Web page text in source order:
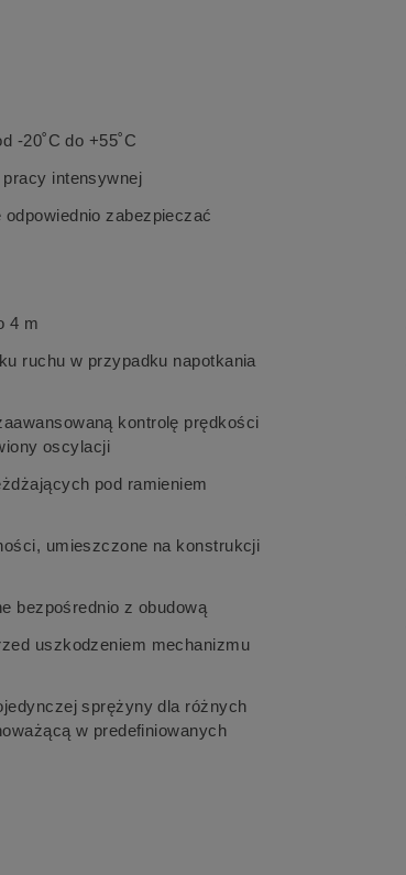
-20˚C do +55˚C
intensywnej
zabezpieczać
4 m
ruchu w przypadku napotkania
kontrolę prędkości
oscylacji
pod ramieniem
umieszczone na konstrukcji
bezpośrednio z obudową
uszkodzeniem mechanizmu
sprężyny dla różnych
w predefiniowanych